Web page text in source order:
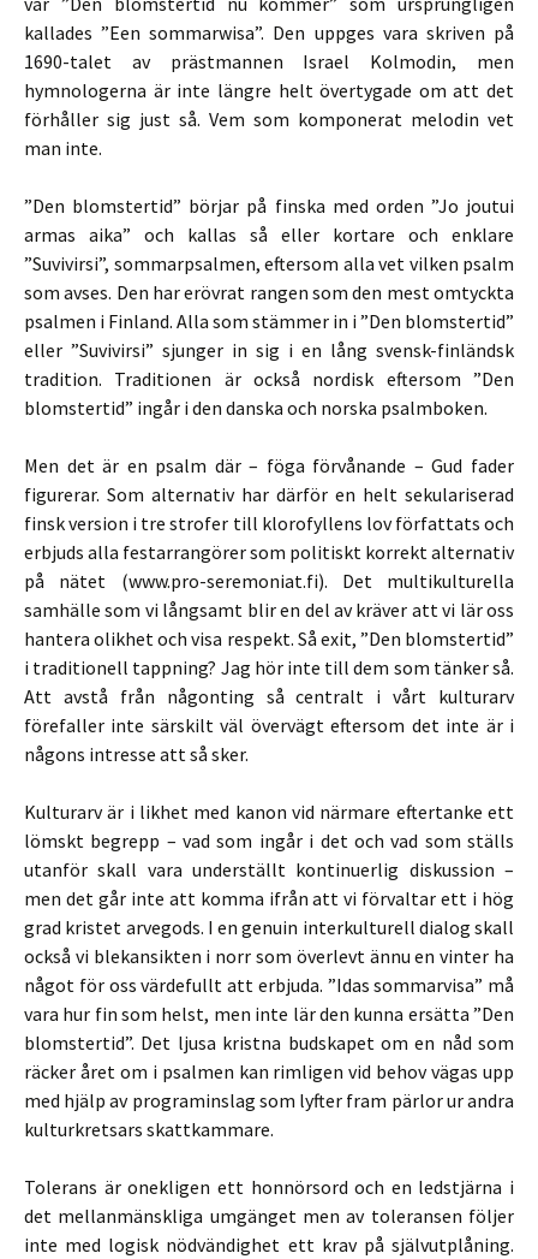
kallades ”Een sommarwisa”. Den uppges vara skriven på
1690-talet av prästmannen Israel Kolmodin, men
hymnologerna är inte längre helt övertygade om att det
förhåller sig just så. Vem som komponerat melodin vet
man inte.
”Den blomstertid” börjar på finska med orden ”Jo joutui
armas aika” och kallas så eller kortare och enklare
”Suvivirsi”, sommarpsalmen, eftersom alla vet vilken psalm
som avses. Den har erövrat rangen som den mest omtyckta
psalmen i Finland. Alla som stämmer in i ”Den blomstertid”
eller ”Suvivirsi” sjunger in sig i en lång svensk-finländsk
tradition. Traditionen är också nordisk eftersom ”Den
blomstertid” ingår i den danska och norska psalmboken.
Men det är en psalm där – föga förvånande – Gud fader
figurerar. Som alternativ har därför en helt sekulariserad
finsk version i tre strofer till klorofyllens lov författats och
erbjuds alla festarrangörer som politiskt korrekt alternativ
på nätet (www.pro-seremoniat.fi). Det multikulturella
samhälle som vi långsamt blir en del av kräver att vi lär oss
hantera olikhet och visa respekt. Så exit, ”Den blomstertid”
i traditionell tappning? Jag hör inte till dem som tänker så.
Att avstå från någonting så centralt i vårt kulturarv
förefaller inte särskilt väl övervägt eftersom det inte är i
någons intresse att så sker.
Kulturarv är i likhet med kanon vid närmare eftertanke ett
lömskt begrepp – vad som ingår i det och vad som ställs
utanför skall vara underställt kontinuerlig diskussion –
men det går inte att komma ifrån att vi förvaltar ett i hög
grad kristet arvegods. I en genuin interkulturell dialog skall
också vi blekansikten i norr som överlevt ännu en vinter ha
något för oss värdefullt att erbjuda. ”Idas sommarvisa” må
vara hur fin som helst, men inte lär den kunna ersätta ”Den
blomstertid”. Det ljusa kristna budskapet om en nåd som
räcker året om i psalmen kan rimligen vid behov vägas upp
med hjälp av programinslag som lyfter fram pärlor ur andra
kulturkretsars skattkammare.
Tolerans är onekligen ett honnörsord och en ledstjärna i
det mellanmänskliga umgänget men av toleransen följer
inte med logisk nödvändighet ett krav på självutplåning.